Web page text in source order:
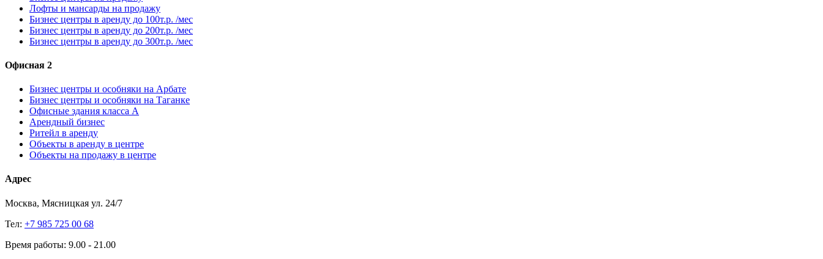
Лофты и мансарды на продажу
Бизнес центры в аренду до 100т.р. /мес
Бизнес центры в аренду до 200т.р. /мес
Бизнес центры в аренду до 300т.р. /мес
Офисная 2
Бизнес центры и особняки на Арбате
Бизнес центры и особняки на Таганке
Офисные здания класса А
Арендный бизнес
Ритейл в аренду
Объекты в аренду в центре
Объекты на продажу в центре
Адрес
Москва, Мясницкая ул. 24/7
Тел: +7 985 725 00 68
Время работы: 9.00 - 21.00